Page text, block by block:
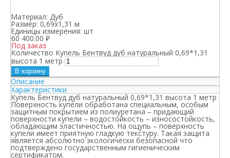
Материал: Дуб
Размер: 0,69х1,31 м
Единицы измерения: шт
60 400.00 ₽
Под заказ
Количество Купель Бентвуд дуб натуральный 0,69*1,31
высота 1 метр
В корзину
Описание
Характеристики
Купель Бентвуд дуб натуральный 0,69*1,31 высота 1 метр
Поверхность купели обработана специальным, особым
защитным покрытием из полиуретана – придающий
поверхности купели – водостойкость – износостойкость,
обладающим эластичностью. На ощупь – поверхность
купели имеет приятную гладкую текстуру. Такая защита
является абсолютно экологически безопасной что
подтверждено государственным гигиеническим
сертификатом.